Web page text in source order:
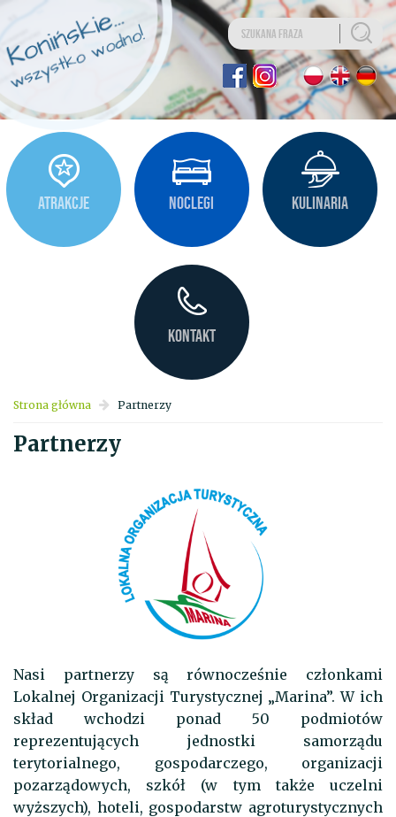
Uwaga:
Ta
strona
internetowa
zawiera
system
ułatwień
dostępu.
ATRAKCJE NOCLEGI KULINARIA
KONTAKT
Strona główna Partnerzy
Partnerzy
Nasi partnerzy są równocześnie członkami
Lokalnej Organizacji Turystycznej „Marina”. W ich
skład wchodzi ponad 50 podmiotów
reprezentujących jednostki samorządu
terytorialnego, gospodarczego, organizacji
pozarządowych, szkół (w tym także uczelni
wyższych), hoteli, gospodarstw agroturystycznych